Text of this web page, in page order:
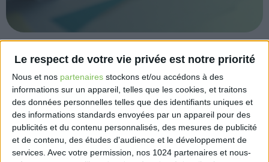
Le respect de votre vie privée est notre priorité
Nous et nos partenaires stockons et/ou accédons à des
informations sur un appareil, telles que les cookies, et traitons
des données personnelles telles que des identifiants uniques et
des informations standards envoyées par un appareil pour des
publicités et du contenu personnalisés, des mesures de publicité
et de contenu, des études d'audience et le développement de
services. Avec votre permission, nos 1024 partenaires et nous-
Le projet de loi de financement de la Sécurité
sociale (PLFSS) pour 2025 prévoit de renforcer les
exonérations de cotisations sociales en faveur des
jeunes agriculteurs et de pérenniser celles
applicables aux travailleurs saisonniers agricoles.
Les nouveaux exploitants âgés de 18 à 40 ans
pourront cumuler l’exonération partielle et